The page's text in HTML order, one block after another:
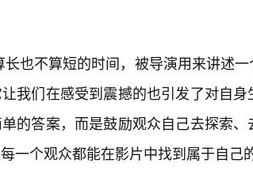
长也不算短的时间，被导演用来讲述一
我们在感受到震撼的也引发了对自
的答案，而是鼓励观众自己去探索
一个观众都能在影片中找到属于自己